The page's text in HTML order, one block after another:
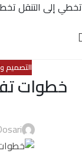
تخطي إلى التنقل
التصميم
خطوات